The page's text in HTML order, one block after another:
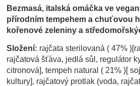
Bezmasá, italská omáčka ve
přírodním tempehem a chuťovou
kořenové zeleniny a
Složení: rajčata sterilovaná ( 47%
rajčatová šťáva, jedlá sůl, regulátor
citronová], tempeh natural ( 21% )[
kultury], rajčatový protlak (voda,